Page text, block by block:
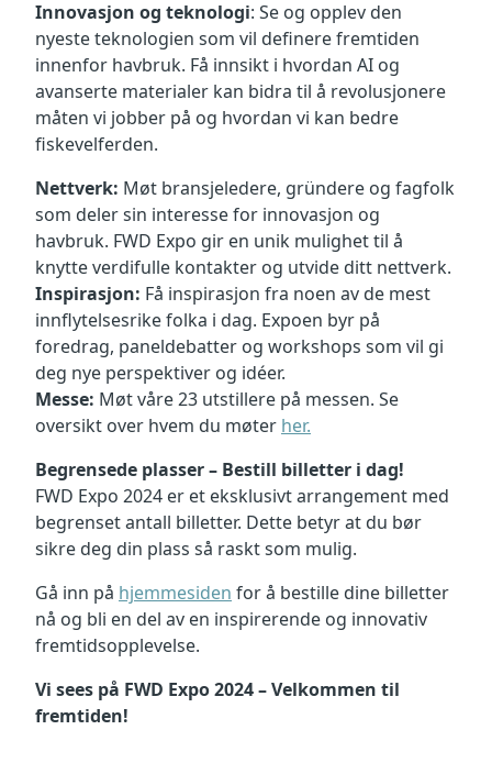
Innovasjon og teknologi: Se og opplev den
nyeste teknologien som vil definere fremtiden
innenfor havbruk. Få innsikt i hvordan AI og
avanserte materialer kan bidra til å revolusjonere
måten vi jobber på og hvordan vi kan bedre
fiskevelferden.
Nettverk: Møt bransjeledere, gründere og fagfolk
som deler sin interesse for innovasjon og
havbruk. FWD Expo gir en unik mulighet til å
knytte verdifulle kontakter og utvide ditt nettverk.
Inspirasjon: Få inspirasjon fra noen av de mest
innflytelsesrike folka i dag. Expoen byr på
foredrag, paneldebatter og workshops som vil gi
deg nye perspektiver og idéer.
Messe: Møt våre 23 utstillere på messen. Se
oversikt over hvem du møter her.
Begrensede plasser – Bestill billetter i dag!
FWD Expo 2024 er et eksklusivt arrangement med
begrenset antall billetter. Dette betyr at du bør
sikre deg din plass så raskt som mulig.
Gå inn på hjemmesiden for å bestille dine billetter
nå og bli en del av en inspirerende og innovativ
fremtidsopplevelse.
Vi sees på FWD Expo 2024 – Velkommen til
fremtiden!